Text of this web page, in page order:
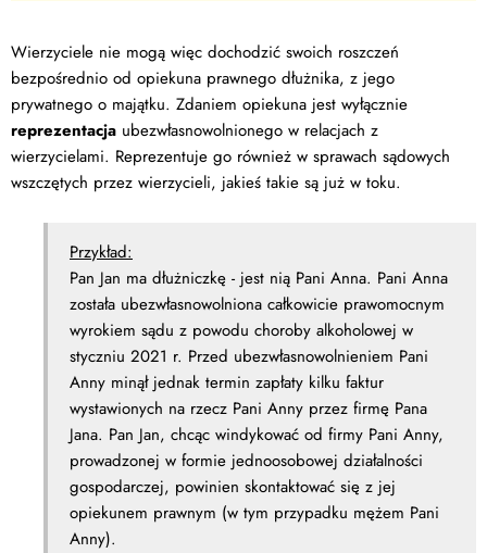
Wierzyciele nie mogą więc dochodzić swoich roszczeń
bezpośrednio od opiekuna prawnego dłużnika, z jego
prywatnego o majątku. Zdaniem opiekuna jest wyłącznie
reprezentacja ubezwłasnowolnionego w relacjach z
wierzycielami. Reprezentuje go również w sprawach sądowych
wszczętych przez wierzycieli, jakieś takie są już w toku.
Przykład:
Pan Jan ma dłużniczkę - jest nią Pani Anna. Pani Anna
została ubezwłasnowolniona całkowicie prawomocnym
wyrokiem sądu z powodu choroby alkoholowej w
styczniu 2021 r. Przed ubezwłasnowolnieniem Pani
Anny minął jednak termin zapłaty kilku faktur
wystawionych na rzecz Pani Anny przez firmę Pana
Jana. Pan Jan, chcąc windykować od firmy Pani Anny,
prowadzonej w formie jednoosobowej działalności
gospodarczej, powinien skontaktować się z jej
opiekunem prawnym (w tym przypadku mężem Pani
Anny).